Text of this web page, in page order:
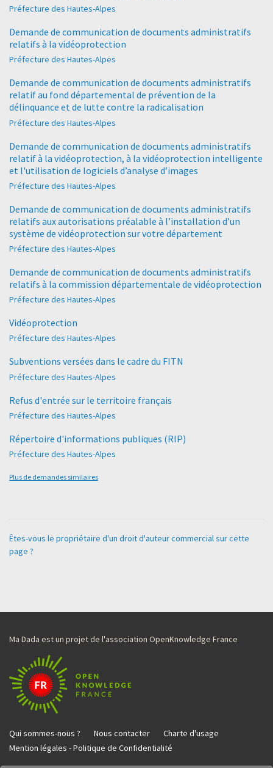
Préfecture des Hautes-Alpes
Demande de communication de documents administratifs
relatifs à la vidéoprotection
Préfecture des Hautes-Alpes
Demande de communication de documents administratifs
relatif au fond départemental de prévention de la
délinquance et de lutte contre la radicalisation
Préfecture des Hautes-Alpes
Demande de communication de documents administratifs
relatif à la vidéoprotection, à la vidéoprotection intelligente
et l'utilisation de logiciels d’analyse d’images
Préfecture des Hautes-Alpes
Demande de communication de documents administratifs
relatifs aux autorisations préalable à l’installation d’un
système de vidéoprotection sur votre département
Préfecture des Hautes-Alpes
Demande de communication de documents administratifs
relatifs à la commission départementale de vidéoprotection
Préfecture des Hautes-Alpes
Vidéoprotection
Préfecture des Hautes-Alpes
Subventions versées dans le cadre du FITN
Préfecture des Hautes-Alpes
Refus d'entrée sur le territoire français
Préfecture des Hautes-Alpes
Répertoire d'informations publiques (RIP)
Préfecture des Hautes-Alpes
Plus de demandes similaires
Êtes-vous le propriétaire d'un droit d'auteur commercial sur cette
page ?
Ma Dada est un projet de l'association OpenKnowledge France
Qui sommes-nous ? Nous contacter
Charte d'usage
Mention légales - Politique de Confidentialité